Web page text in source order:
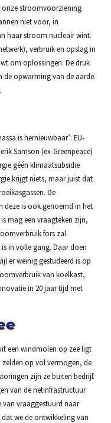
onze stroomvoorziening
niet voor, in
haar stroom nucleair wint.
verbruik en opslag in
om oplossingen. De druk
de opwarming van de aarde.
is hernieuwbaar’: EU-
Samson (ex-Greenpeace)
géén klimaatsubsidie
krijgt niets, maar juist dat
De
deze is ook genoemd in het
mag een vraagteken zijn,
fors zal
in volle gang. Daar doen
er weinig gestudeerd is op
van koelkast,
in 20 jaar tijd met
een windmolen op zee ligt
zelden op vol vermogen, de
zijn ze buiten bedrijf.
van de netinfrastructuur
van vraaggestuurd naar
we de ontwikkeling van